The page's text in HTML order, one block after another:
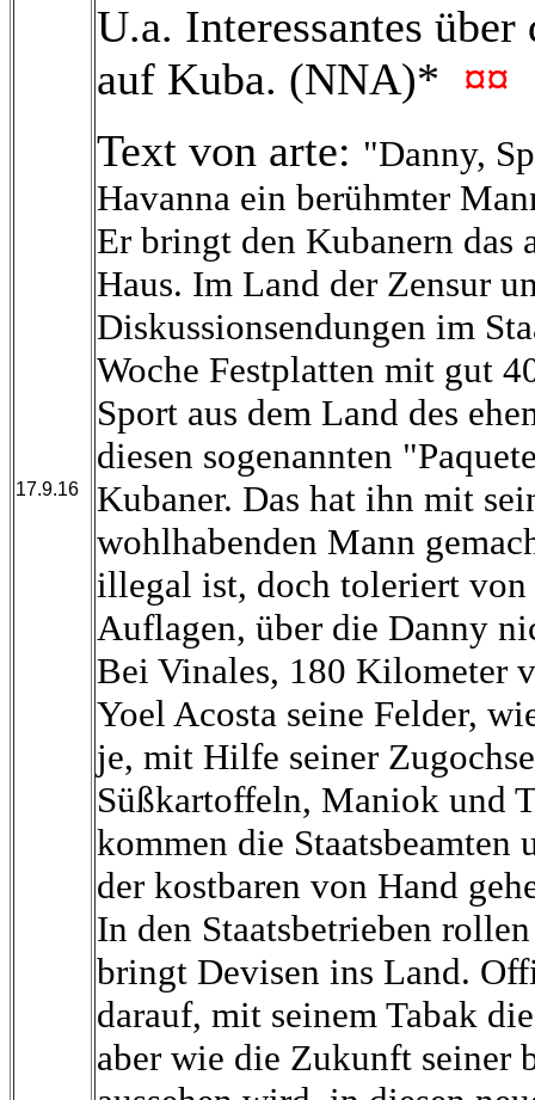
17.9.16
U.a. Interessantes
auf Kuba. (NNA)* ¤¤
Text von arte: "Danny,
Havanna ein berühmter
Er bringt den Kubanern das
Haus. Im Land der Zensur
Diskussionsendungen im
Woche Festplatten mit gut
Sport aus dem Land des
diesen sogenannten
Kubaner. Das hat ihn mit
wohlhabenden Mann
illegal ist, doch toleriert
Auflagen, über die Danny
Bei Vinales, 180 Kilometer
Yoel Acosta seine Felder,
je, mit Hilfe seiner
Süßkartoffeln, Maniok und
kommen die Staatsbeamten
der kostbaren von Hand
In den Staatsbetrieben
bringt Devisen ins Land.
darauf, mit seinem Tabak
aber wie die Zukunft seiner